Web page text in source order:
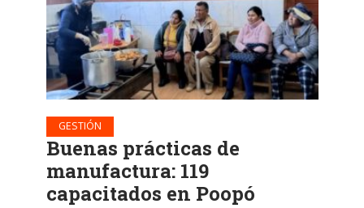
GESTIÓN
Buenas prácticas de
manufactura: 119
capacitados en Poopó